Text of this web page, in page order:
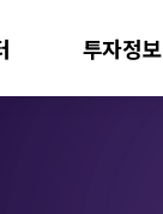
투자정보